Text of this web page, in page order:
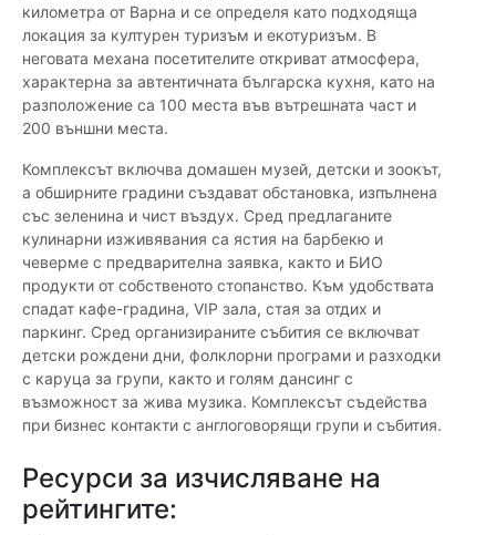
километра от Варна и се определя като подходяща
локация за културен туризъм и екотуризъм. В
неговата механа посетителите откриват атмосфера,
характерна за автентичната българска кухня, като на
разположение са 100 места във вътрешната част и
200 външни места.
Комплексът включва домашен музей, детски и зоокът,
а обширните градини създават обстановка, изпълнена
със зеленина и чист въздух. Сред предлаганите
кулинарни изживявания са ястия на барбекю и
чеверме с предварителна заявка, както и БИО
продукти от собственото стопанство. Към удобствата
спадат кафе-градина, VIP зала, стая за отдих и
паркинг. Сред организираните събития се включват
детски рождени дни, фолклорни програми и разходки
с каруца за групи, както и голям дансинг с
възможност за жива музика. Комплексът съдейства
при бизнес контакти с англоговорящи групи и събития.
Ресурси за изчисляване на
рейтингите: